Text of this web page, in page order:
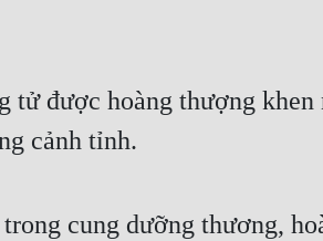
được hoàng thượng
cảnh tỉnh.
cung dưỡng thương,